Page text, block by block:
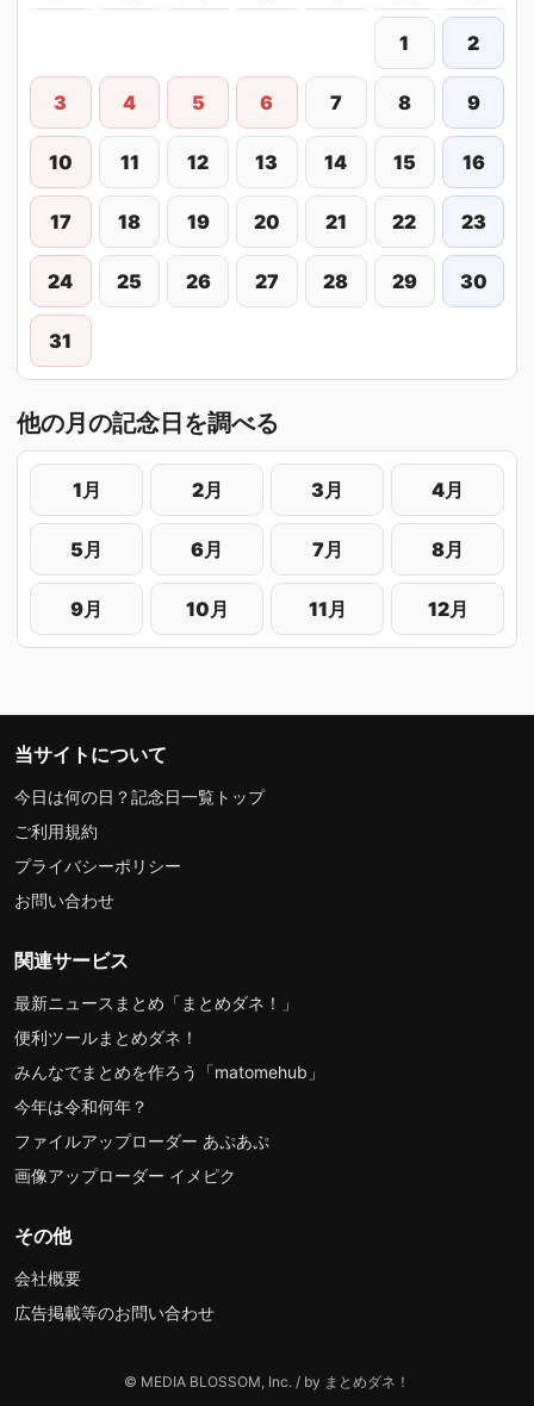
1 2
3 4 5 6 7 8 9
10 11 12 13 14 15 16
17 18 19 20 21 22 23
24 25 26 27 28 29 30
31
他の月の記念日を調べる
1月 2月 3月 4月
5月 6月 7月 8月
9月 10月 11月 12月
当サイトについて
今日は何の日？記念日一覧トップ
ご利用規約
プライバシーポリシー
お問い合わせ
関連サービス
最新ニュースまとめ「まとめダネ！」
便利ツールまとめダネ！
みんなでまとめを作ろう「matomehub」
今年は令和何年？
ファイルアップローダー あぷあぷ
画像アップローダー イメピク
その他
会社概要
広告掲載等のお問い合わせ
© MEDIA BLOSSOM, Inc. / by まとめダネ！